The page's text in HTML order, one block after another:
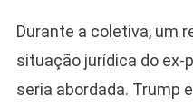
Durante a coletiva, um
situação jurídica do ex-
seria abordada. Trump